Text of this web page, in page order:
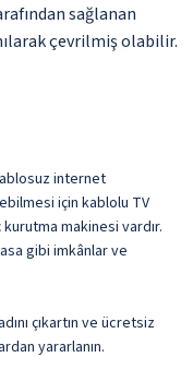
sağlanan
çevrilmiş olabilir.
internet
için kablolu TV
makinesi vardır.
gibi imkânlar ve
çıkartın ve ücretsiz
yararlanın.